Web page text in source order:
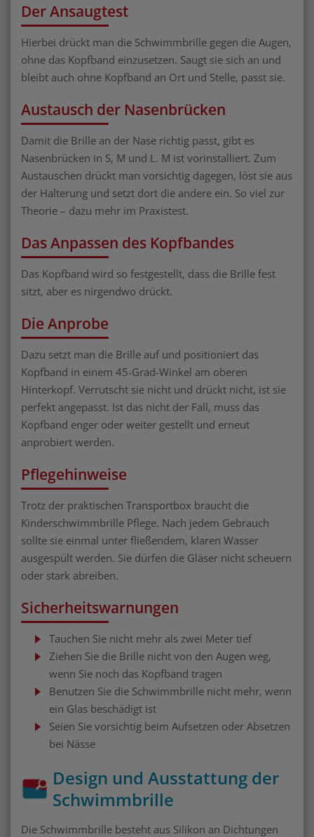
Der Ansaugtest
Hierbei drückt man die Schwimmbrille gegen die Augen,
ohne das Kopfband einzusetzen. Saugt sie sich an und
bleibt auch ohne Kopfband an Ort und Stelle, passt sie.
Austausch der Nasenbrücken
Damit die Brille an der Nase richtig passt, gibt es
Nasenbrücken in S, M und L. M ist vorinstalliert. Zum
Austauschen drückt man vorsichtig dagegen, löst sie aus
der Halterung und setzt dort die andere ein. So viel zur
Theorie – dazu mehr im Praxistest.
Das Anpassen des Kopfbandes
Das Kopfband wird so festgestellt, dass die Brille fest
sitzt, aber es nirgendwo drückt.
Die Anprobe
Dazu setzt man die Brille auf und positioniert das
Kopfband in einem 45-Grad-Winkel am oberen
Hinterkopf. Verrutscht sie nicht und drückt nicht, ist sie
perfekt angepasst. Ist das nicht der Fall, muss das
Kopfband enger oder weiter gestellt und erneut
anprobiert werden.
Pflegehinweise
Trotz der praktischen Transportbox braucht die
Kinderschwimmbrille Pflege. Nach jedem Gebrauch
sollte sie einmal unter fließendem, klaren Wasser
ausgespült werden. Sie dürfen die Gläser nicht scheuern
oder stark abreiben.
Sicherheitswarnungen
Tauchen Sie nicht mehr als zwei Meter tief
Ziehen Sie die Brille nicht von den Augen weg,
wenn Sie noch das Kopfband tragen
Benutzen Sie die Schwimmbrille nicht mehr, wenn
ein Glas beschädigt ist
Seien Sie vorsichtig beim Aufsetzen oder Absetzen
bei Nässe
Design und Ausstattung der
Schwimmbrille
Die Schwimmbrille besteht aus Silikon an Dichtungen